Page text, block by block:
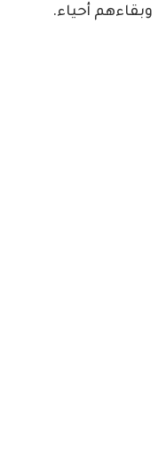
وبقاءهم أحياء.